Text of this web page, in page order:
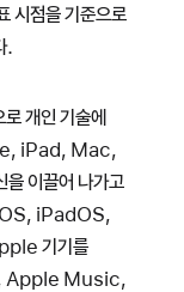
시점을 기준으로
.
개인 기술에
iPad, Mac,
이끌어 나가고
iOS, iPadOS,
기기를
Apple Music,